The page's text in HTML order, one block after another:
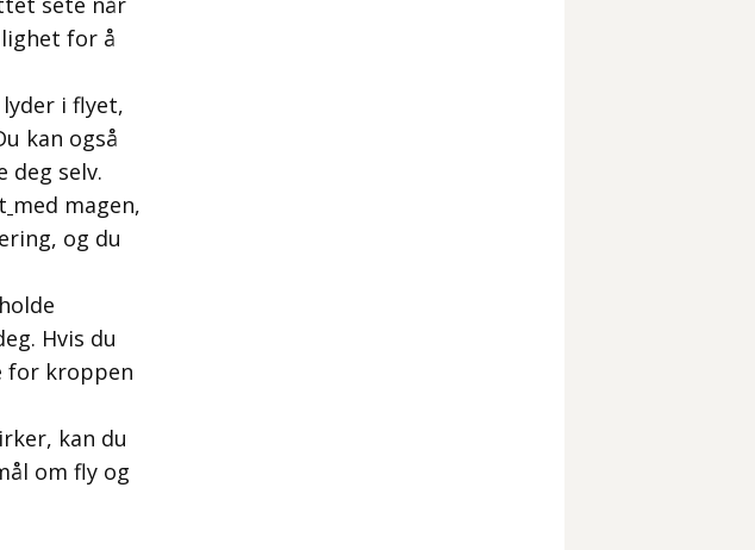
for å
i flyet,
kan også
deg selv.
med magen,
og du
Hvis du
for kroppen
kan du
om fly og